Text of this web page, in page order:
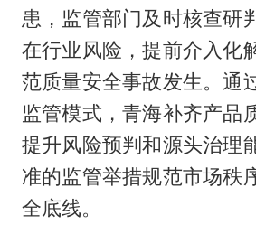
患，监管部门及时核查研
在行业风险，提前介入化
范质量安全事故发生。通
监管模式，青海补齐产品
提升风险预判和源头治理
准的监管举措规范市场秩
全底线。